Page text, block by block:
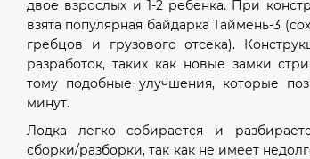
двое взрослых и 1-2 ребенка. При
взята популярная байдарка Таймень-3
гребцов и грузового отсека).
разработок, таких как новые замки
тому подобные улучшения, которые
минут.
Лодка легко собирается и
сборки/разборки, так как не имеет